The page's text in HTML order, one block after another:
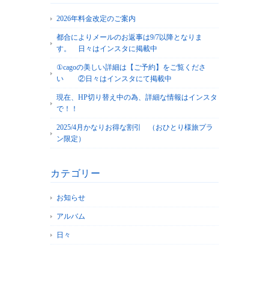
2026年料金改定のご案内
都合によりメールのお返事は9/7以降となりま
す。 日々はインスタに掲載中
①cagoの美しい詳細は【ご予約】をご覧くださ
い ②日々はインスタにて掲載中
現在、HP切り替え中の為、詳細な情報はインスタ
で！！
2025/4月かなりお得な割引 （おひとり様旅プラ
ン限定）
カテゴリー
お知らせ
アルバム
日々